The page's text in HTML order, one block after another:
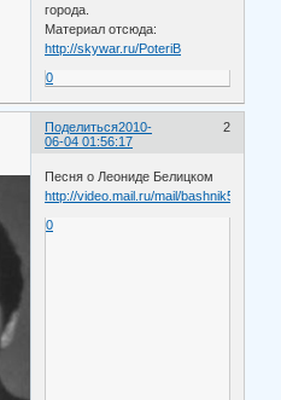
города.
Материал отсюда:
http://skywar.ru/PoteriB
0
Поделиться 2
2010-
06-04 01:56:17
Песня о Леониде Белицком
http://video.mail.ru/mail/bashnik55/31/
0